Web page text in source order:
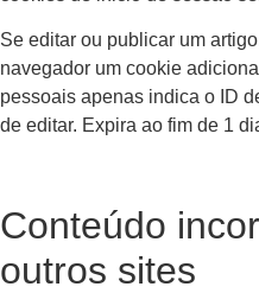
Se editar ou publicar um
navegador um cookie
pessoais apenas indica o ID
de editar. Expira ao fim de 1
Conteúdo
outros sites